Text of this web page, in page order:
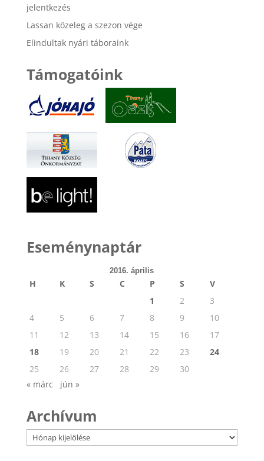
jelentkezés
Lassan közeleg a szezon vége
Elindultak nyári táboraink
Támogatóink
Eseménynaptár
2016. április
H K S C P S
V
1
2
3
4
5 6 7 8 9
10
11
12 13 14 15 16
17
18
19 20 21 22 23
24
25
26 27 28 29
30
« márc
jún »
Archívum
Archívum